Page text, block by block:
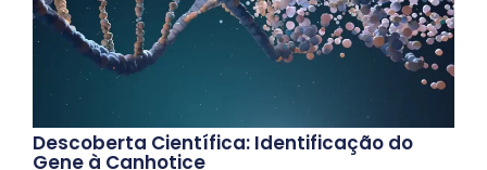
Descoberta Científica: Identificação do
Gene à Canhotice